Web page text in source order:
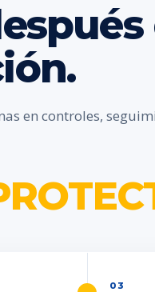
en controles,
03